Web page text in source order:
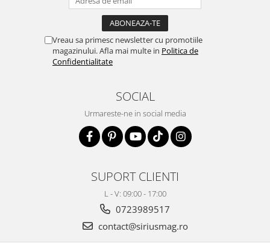
Vreau sa primesc newsletter cu promotiile
magazinului. Afla mai multe in Politica de
Confidentialitate
SOCIAL
Urmareste-ne in social media
SUPORT CLIENTI
L - V: 09:00 - 17:00
0723989517
contact@siriusmag.ro